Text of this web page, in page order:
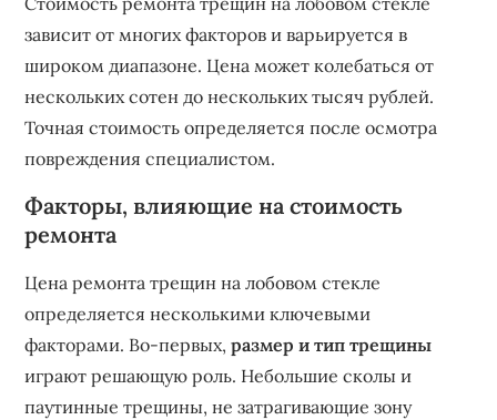
зависит от многих факторов и варьируется в
широком диапазоне. Цена может колебаться от
нескольких сотен до нескольких тысяч рублей.
Точная стоимость определяется после осмотра
повреждения специалистом.
Факторы‚ влияющие на стоимость
ремонта
Цена ремонта трещин на лобовом стекле
определяется несколькими ключевыми
факторами. Во-первых‚размер и тип трещины
играют решающую роль. Небольшие сколы и
паутинные трещины‚ не затрагивающие зону